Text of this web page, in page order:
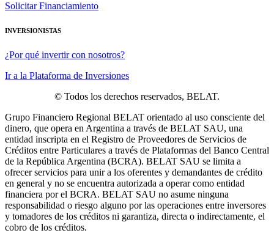
Solicitar Financiamiento
INVERSIONISTAS
¿Por qué invertir con nosotros?
Ir a la Plataforma de Inversiones
© Todos los derechos reservados, BELAT.
Grupo Financiero Regional BELAT orientado al uso consciente del
dinero, que opera en Argentina a través de BELAT SAU, una
entidad inscripta en el Registro de Proveedores de Servicios de
Créditos entre Particulares a través de Plataformas del Banco Central
de la República Argentina (BCRA). BELAT SAU se limita a
ofrecer servicios para unir a los oferentes y demandantes de crédito
en general y no se encuentra autorizada a operar como entidad
financiera por el BCRA. BELAT SAU no asume ninguna
responsabilidad o riesgo alguno por las operaciones entre inversores
y tomadores de los créditos ni garantiza, directa o indirectamente, el
cobro de los créditos.